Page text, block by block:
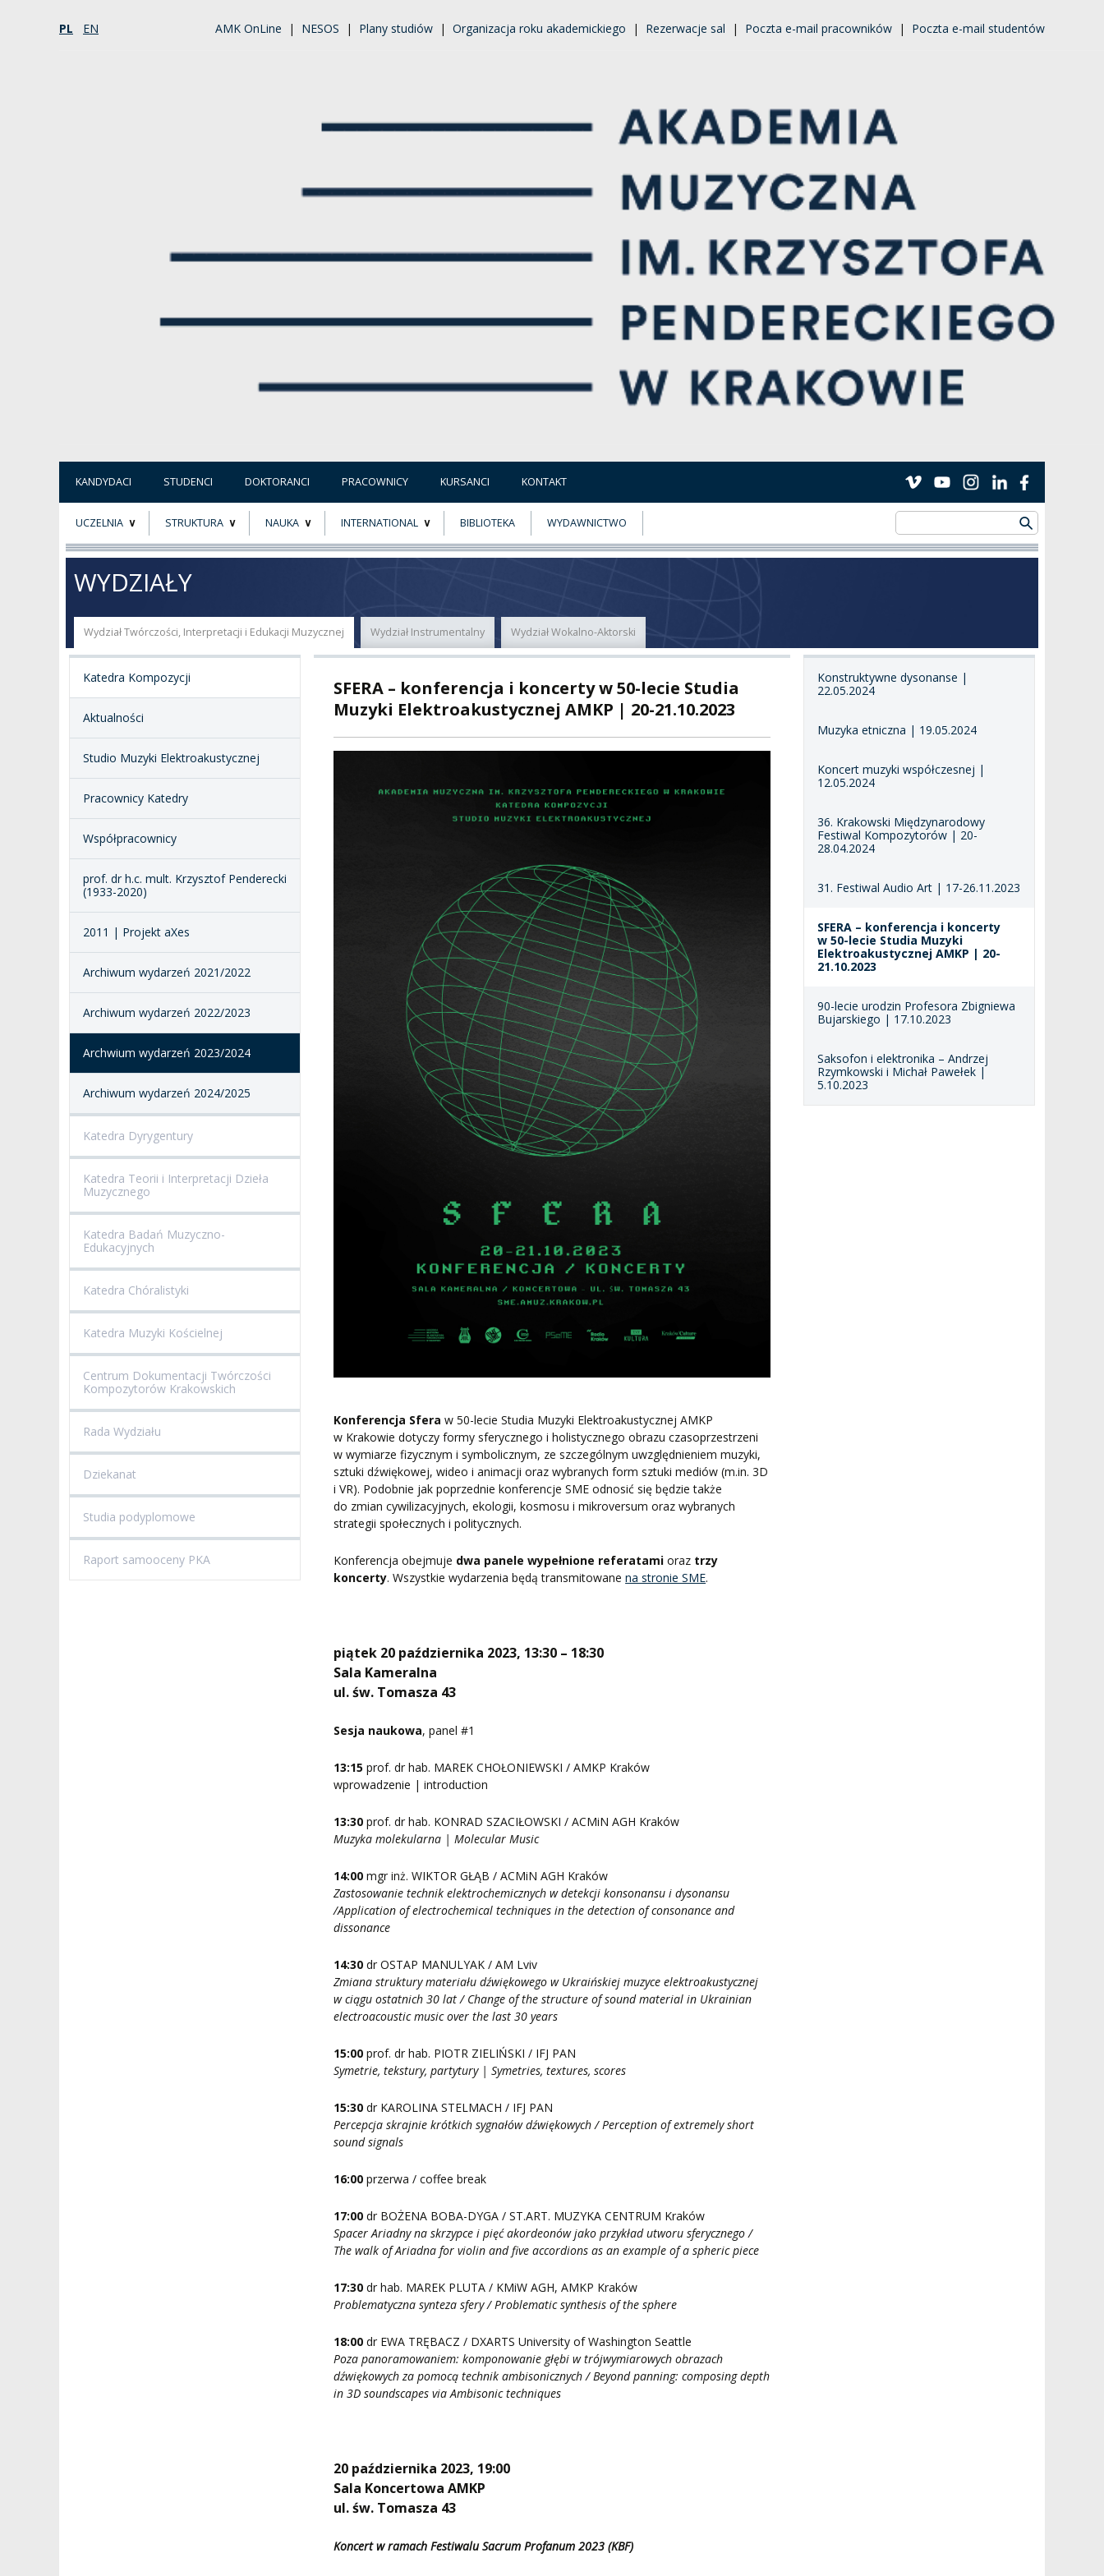
PL EN AMK OnLine | NESOS | Plany studiów | Organizacja roku akademickiego | Rezerwacje sal | Poczta e-mail pracowników | Poczta e-mail studentów
KANDYDACI STUDENCI DOKTORANCI PRACOWNICY KURSANCI KONTAKT
UCZELNIA
PROFESURY HONOROWE
EXCELLENCE IN TEACHING
ORKIESTRY AKADEMICKIE
BRANDBOOK
DOSTĘPNOŚĆ
STRUKTURA
JEDNOSTKI NAUKOWE
ZESPÓŁ DYDAKTYCZNY
PENDERECKI ACADEMY
DOM STUDENCKI
NAUKA
JAKOŚĆ KSZTAŁCENIA
NOSTRYFIKACJA
DYPLOMÓW
NOSTRYFIKACJA STOPNI
DRUGIEJ KATEGORII
INTERNATIONAL BIBLIOTEKA WYDAWNICTWO
WYDZIAŁY
Wydział Twórczości, Interpretacji i Edukacji Muzycznej Wydział Instrumentalny Wydział Wokalno-Aktorski
Katedra Kompozycji
Aktualności
Studio Muzyki Elektroakustycznej
Pracownicy Katedry
Współpracownicy
prof. dr h.c. mult. Krzysztof Penderecki
(1933-2020)
2011 | Projekt aXes
Archiwum wydarzeń 2021/2022
Archiwum wydarzeń 2022/2023
Archwium wydarzeń 2023/2024
Archiwum wydarzeń 2024/2025
Katedra Dyrygentury
Katedra Teorii i Interpretacji Dzieła
Muzycznego
Katedra Badań Muzyczno-
Edukacyjnych
Katedra Chóralistyki
Katedra Muzyki Kościelnej
Centrum Dokumentacji Twórczości
Kompozytorów Krakowskich
Rada Wydziału
Dziekanat
Studia podyplomowe
Raport samooceny PKA
Konstruktywne dysonanse |
22.05.2024
Muzyka etniczna | 19.05.2024
Koncert muzyki współczesnej |
12.05.2024
36. Krakowski Międzynarodowy
Festiwal Kompozytorów | 20-
28.04.2024
31. Festiwal Audio Art | 17-26.11.2023
SFERA – konferencja i koncerty
w 50-lecie Studia Muzyki
Elektroakustycznej AMKP | 20-
21.10.2023
90-lecie urodzin Profesora Zbigniewa
Bujarskiego | 17.10.2023
Saksofon i elektronika – Andrzej
Rzymkowski i Michał Pawełek |
5.10.2023
SFERA – konferencja i koncerty w 50-lecie Studia
Muzyki Elektroakustycznej AMKP | 20-21.10.2023
Konferencja Sfera w 50-lecie Studia Muzyki Elektroakustycznej AMKP
w Krakowie dotyczy formy sferycznego i holistycznego obrazu czasoprzestrzeni
w wymiarze fizycznym i symbolicznym, ze szczególnym uwzględnieniem muzyki,
sztuki dźwiękowej, wideo i animacji oraz wybranych form sztuki mediów (m.in. 3D
i VR). Podobnie jak poprzednie konferencje SME odnosić się będzie także
do zmian cywilizacyjnych, ekologii, kosmosu i mikroversum oraz wybranych
strategii społecznych i politycznych.
Konferencja obejmuje dwa panele wypełnione referatami oraz trzy
koncerty. Wszystkie wydarzenia będą transmitowanena stronie SME.
piątek 20 października 2023, 13:30 – 18:30
Sala Kameralna
ul. św. Tomasza 43
Sesja naukowa, panel #1
13:15 prof. dr hab. MAREK CHOŁONIEWSKI / AMKP Kraków
wprowadzenie | introduction
13:30 prof. dr hab. KONRAD SZACIŁOWSKI / ACMiN AGH Kraków
Muzyka molekularna | Molecular Music
14:00 mgr inż. WIKTOR GŁĄB / ACMiN AGH Kraków
Zastosowanie technik elektrochemicznych w detekcji konsonansu i dysonansu
/Application of electrochemical techniques in the detection of consonance and
dissonance
14:30 dr OSTAP MANULYAK / AM Lviv
Zmiana struktury materiału dźwiękowego w Ukraińskiej muzyce elektroakustycznej
w ciągu ostatnich 30 lat / Change of the structure of sound material in Ukrainian
electroacoustic music over the last 30 years
15:00 prof. dr hab. PIOTR ZIELIŃSKI / IFJ PAN
Symetrie, tekstury, partytury | Symetries, textures, scores
15:30 dr KAROLINA STELMACH / IFJ PAN
Percepcja skrajnie krótkich sygnałów dźwiękowych / Perception of extremely short
sound signals
16:00 przerwa / coffee break
17:00 dr BOŻENA BOBA-DYGA / ST.ART. MUZYKA CENTRUM Kraków
Spacer Ariadny na skrzypce i pięć akordeonów jako przykład utworu sferycznego /
The walk of Ariadna for violin and five accordions as an example of a spheric piece
17:30 dr hab. MAREK PLUTA / KMiW AGH, AMKP Kraków
Problematyczna synteza sfery / Problematic synthesis of the sphere
18:00 dr EWA TRĘBACZ / DXARTS University of Washington Seattle
Poza panoramowaniem: komponowanie głębi w trójwymiarowych obrazach
dźwiękowych za pomocą technik ambisonicznych / Beyond panning: composing depth
in 3D soundscapes via Ambisonic techniques
20 października 2023, 19:00
Sala Koncertowa AMKP
ul. św. Tomasza 43
Koncert w ramach Festiwalu Sacrum Profanum 2023 (KBF)